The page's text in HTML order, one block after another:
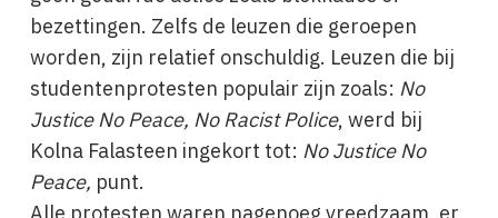
bezettingen. Zelfs de leuzen die geroepen
worden, zijn relatief onschuldig. Leuzen die bij
studentenprotesten populair zijn zoals: No
Justice No Peace, No Racist Police, werd bij
Kolna Falasteen ingekort tot: No Justice No
Peace, punt.